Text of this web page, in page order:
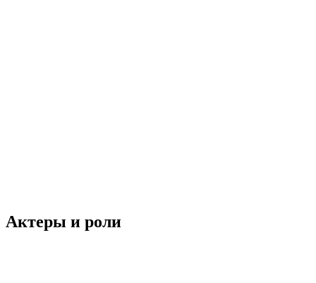
Актеры и роли